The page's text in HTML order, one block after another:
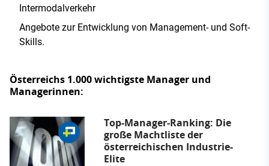
Intermodalverkehr
Angebote zur Entwicklung von Management- und Soft-
Skills.
Österreichs 1.000 wichtigste Manager und
Managerinnen:
Top-Manager-Ranking: Die
große Machtliste der
österreichischen Industrie-
Elite